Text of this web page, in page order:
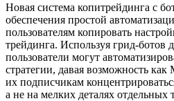
Новая система копитрейдинга с
обеспечения простой
пользователям копировать
трейдинга. Используя грид-ботов
пользователи могут
стратегии, давая возможность
их подписчикам
а не на мелких деталях отдельных